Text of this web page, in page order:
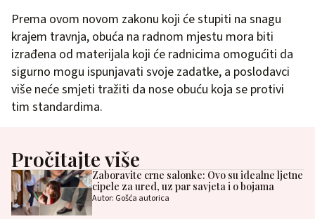
Prema ovom novom zakonu koji će stupiti na snagu
krajem travnja, obuća na radnom mjestu mora biti
izrađena od materijala koji će radnicima omogućiti da
sigurno mogu ispunjavati svoje zadatke, a poslodavci
više neće smjeti tražiti da nose obuću koja se protivi
tim standardima.
Pročitajte više
Zaboravite crne salonke: Ovo su idealne ljetne
cipele za ured, uz par savjeta i o bojama
Autor: Gošća autorica